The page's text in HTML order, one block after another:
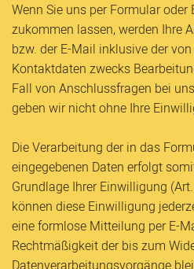
Wenn Sie uns per Formular oder
zukommen lassen, werden Ihre
bzw. der E-Mail inklusive der
Kontaktdaten zwecks
Fall von Anschlussfragen bei
geben wir nicht ohne Ihre
Die Verarbeitung der in das
eingegebenen Daten erfolgt
Grundlage Ihrer Einwilligung
können diese Einwilligung
eine formlose Mitteilung per E-
Rechtmäßigkeit der bis zum